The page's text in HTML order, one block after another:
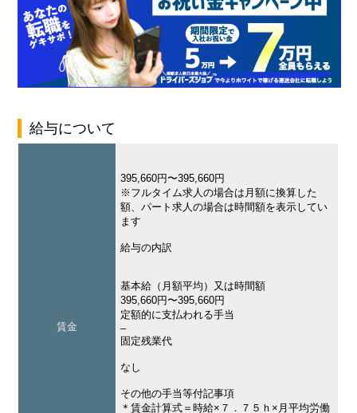
給与について
賃金
395,660円〜395,660円
※フルタイム求人の場合は月額に換算した
額、パート求人の場合は時間額を表示してい
ます
給与の内訳
基本給（月額平均）又は時間額
395,660円〜395,660円
定額的に支払われる手当
–
固定残業代
なし
その他の手当等付記事項
＊賃金計算式＝時給×７．７５ｈ×月平均労働